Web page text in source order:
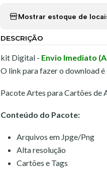
Mostrar estoque de
DESCRIÇÃO
kit Digital - Envio Imediato
O link para fazer o download
Pacote Artes para Cartões de
Conteúdo do Pacote:
Arquivos em Jpge/Png
Alta resolução
Cartões e Tags